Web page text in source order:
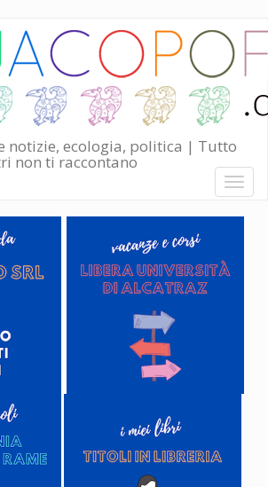
notizie, ecologia, politica | Tutto
non ti raccontano
Toggle